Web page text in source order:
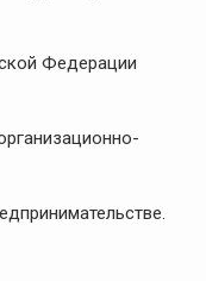
Федерации